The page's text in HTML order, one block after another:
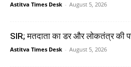
Astitva Times Desk - August 5, 2026
SIR; मतदाता का डर और लोकतंत्र की
Astitva Times Desk - August 5, 2026